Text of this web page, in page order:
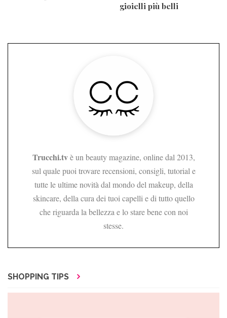
gioielli più belli
Trucchi.tvè un beauty magazine, online dal 2013,
sul quale puoi trovare recensioni, consigli, tutorial e
tutte le ultime novità dal mondo del makeup, della
skincare, della cura dei tuoi capelli e di tutto quello
che riguarda la bellezza e lo stare bene con noi
stesse.
SHOPPING TIPS